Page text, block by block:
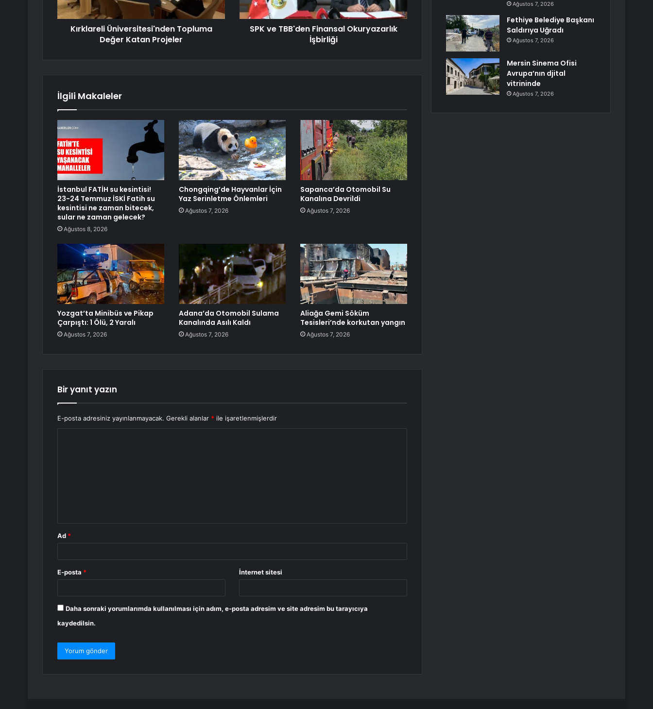
Kırklareli Üniversitesi'nden Topluma
Değer Katan Projeler
SPK ve TBB'den Finansal Okuryazarlık
İşbirliği
İlgili Makaleler
İstanbul FATİH su kesintisi!
23-24 Temmuz İSKİ Fatih su
kesintisi ne zaman bitecek,
sular ne zaman gelecek?
Ağustos 8, 2026
Chongqing’de Hayvanlar İçin
Yaz Serinletme Önlemleri
Ağustos 7, 2026
Sapanca’da Otomobil Su
Kanalına Devrildi
Ağustos 7, 2026
Yozgat’ta Minibüs ve Pikap
Çarpıştı: 1 Ölü, 2 Yaralı
Ağustos 7, 2026
Adana’da Otomobil Sulama
Kanalında Asılı Kaldı
Ağustos 7, 2026
Aliağa Gemi Söküm
Tesisleri’nde korkutan yangın
Ağustos 7, 2026
Bir yanıt yazın
E-posta adresiniz yayınlanmayacak. Gerekli alanlar * ile işaretlenmişlerdir
Ad *
E-posta * İnternet sitesi
Daha sonraki yorumlarımda kullanılması için adım, e-posta adresim ve site adresim bu tarayıcıya
kaydedilsin.
Ağustos 7, 2026
Fethiye Belediye Başkanı
Saldırıya Uğradı
Ağustos 7, 2026
Mersin Sinema Ofisi
Avrupa’nın djital
vitrininde
Ağustos 7, 2026